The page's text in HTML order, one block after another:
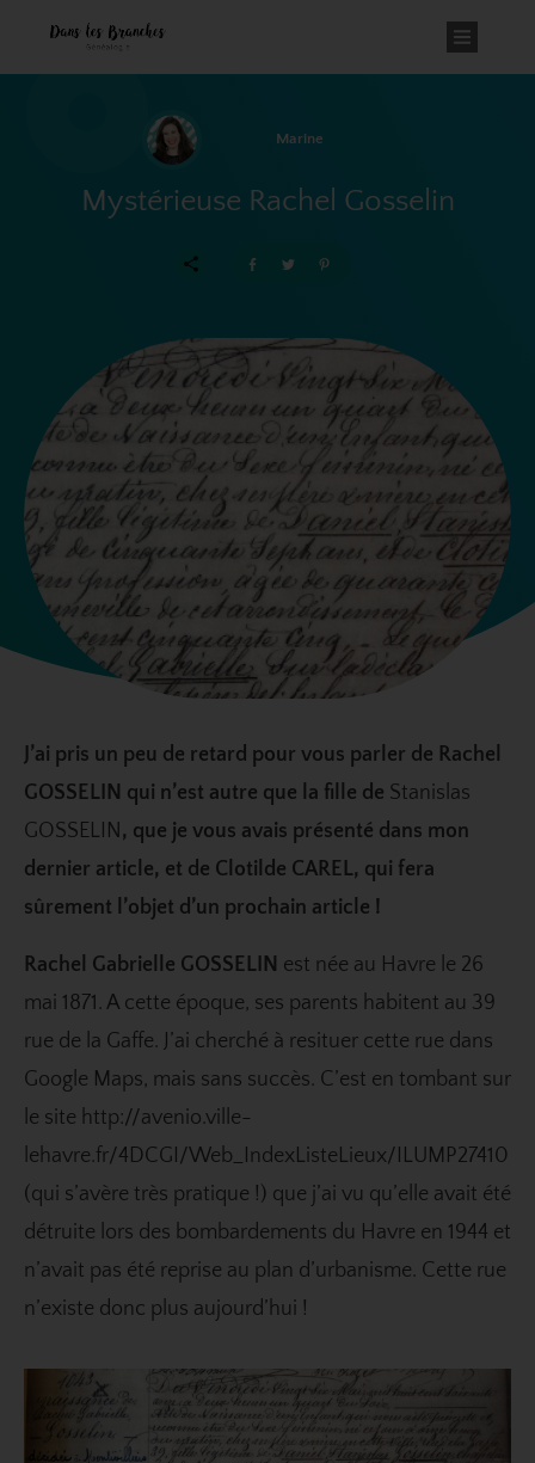
Marine
Mystérieuse Rachel Gosselin
J’ai pris un peu de retard pour vous parler de Rachel
GOSSELIN qui n’est autre que la fille de Stanislas
GOSSELIN , que je vous avais présenté dans mon
dernier article, et de Clotilde CAREL, qui fera
sûrement l’objet d’un prochain article !
Rachel Gabrielle GOSSELIN est née au Havre le 26
mai 1871. A cette époque, ses parents habitent au 39
rue de la Gaffe. J’ai cherché à resituer cette rue dans
Google Maps, mais sans succès. C’est en tombant sur
le site http://avenio.ville-
lehavre.fr/4DCGI/Web_IndexListeLieux/ILUMP27410
(qui s’avère très pratique !) que j’ai vu qu’elle avait été
détruite lors des bombardements du Havre en 1944 et
n’avait pas été reprise au plan d’urbanisme. Cette rue
n’existe donc plus aujourd’hui !